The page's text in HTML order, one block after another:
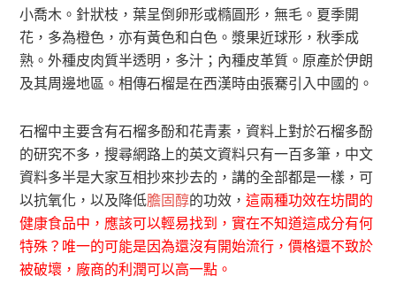
小喬木。針狀枝，葉呈倒卵形或橢圓形，無毛。夏季開
花，多為橙色，亦有黃色和白色。漿果近球形，秋季成
熟。外種皮肉質半透明，多汁；內種皮革質。原產於伊朗
及其周邊地區。相傳石榴是在西漢時由張騫引入中國的。
石榴中主要含有石榴多酚和花青素，資料上對於石榴多酚
的研究不多，搜尋網路上的英文資料只有一百多筆，中文
資料多半是大家互相抄來抄去的，講的全部都是一樣，可
以抗氧化，以及降低膽固醇的功效，這兩種功效在坊間的
健康食品中，應該可以輕易找到，實在不知道這成分有何
特殊？唯一的可能是因為還沒有開始流行，價格還不致於
被破壞，廠商的利潤可以高一點。